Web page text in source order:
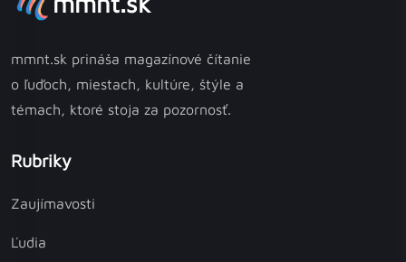
mmnt.sk prináša magazínové čítanie
o ľuďoch, miestach, kultúre, štýle a
témach, ktoré stoja za pozornosť.
Rubriky
Zaujímavosti
Ľudia